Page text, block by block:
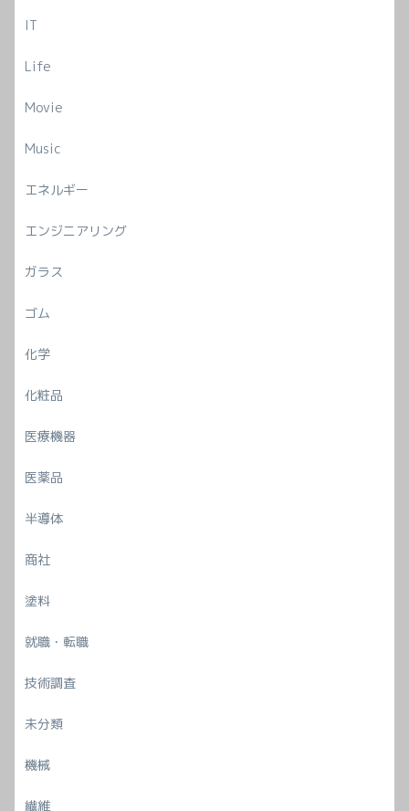
IT
Life
Movie
Music
エネルギー
エンジニアリング
ガラス
ゴム
化学
化粧品
医療機器
医薬品
半導体
商社
塗料
就職・転職
技術調査
未分類
機械
繊維